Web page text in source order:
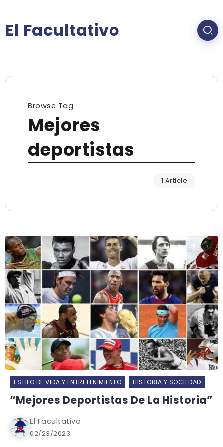
El Facultativo
Browse Tag
Mejores
deportistas
1 Article
ESTILO DE VIDA Y ENTRETENIMIENTO HISTORIA Y SOCIEDAD
“Mejores Deportistas De La Historia”
El Facultativo
02/23/2023